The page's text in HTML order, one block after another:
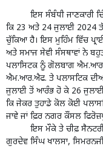
ਇਸ ਸੰਬੰਧੀ ਜਾਣਕਾਰੀ
ਕਿ 23 ਅਤੇ 24 ਜੁਲਾਈ 2024
ਚੁੱਕਿਆ ਹੈ। ਇਸ ਮੁਹਿੰਮ ਵਿੱਚ
ਅਤੇ ਸਮਾਜ ਸੇਵੀ ਸੰਸਥਾਵਾਂ ਨੇ
ਪਲਾਸਿਟਕ ਨੂੰ ਗੋਲਬਾਗ
ਐਮ.ਆਰ.ਐਫ. ਤੇ ਪਲਾਸਟਿਕ
ਜੁਲਾਈ ਤੋਂ ਆਰੰਭ ਹੋ ਕੇ 26 ਜੁਲਾਈ
ਕਿ ਜੇਕਰ ਤੁਹਾਡੇ ਕੋਲ ਕੋਈ
ਜਾਵੇ ਜਾਂ ਫ਼ਿਰ ਨਗਰ ਕੌਂਸਲ
ਇਸ ਮੌਕੇ ਤੇ ਚੀਫ਼ ਸੈਨਟਰੀ
ਗੁਰਦੇਵ ਸਿੰਘ ਖਾਲਸਾ,